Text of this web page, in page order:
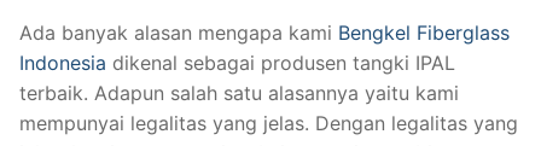
Ada banyak alasan mengapa kami Bengkel Fiberglass
Indonesia dikenal sebagai produsen tangki IPAL
terbaik. Adapun salah satu alasannya yaitu kami
mempunyai legalitas yang jelas. Dengan legalitas yang